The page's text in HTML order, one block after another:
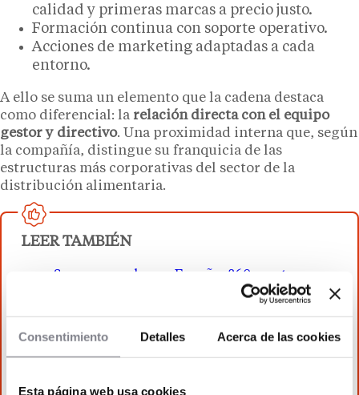
Consentimiento Detalles Acerca de las cookies
Esta página web usa cookies
calidad y primeras marcas a precio justo.
Formación continua con soporte operativo.
Acciones de marketing adaptadas a cada
entorno.
A ello se suma un elemento que la cadena destaca
como diferencial: la relación directa con el equipo
gestor y directivo. Una proximidad interna que, según
la compañía, distingue su franquicia de las
estructuras más corporativas del sector de la
distribución alimentaria.
LEER TAMBIÉN
Supermercados en España: 860 aperturas y
¿Se puede abrir un Ahorramas en 2026?
¿Franquicia?